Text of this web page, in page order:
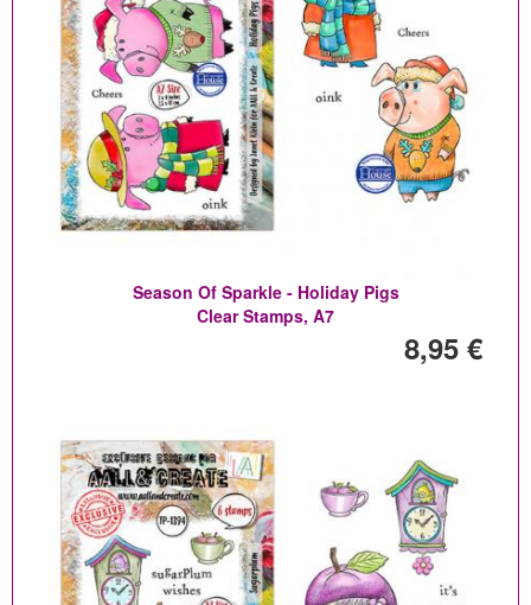
Season Of Sparkle - Holiday Pigs
Clear Stamps, A7
8,95 €